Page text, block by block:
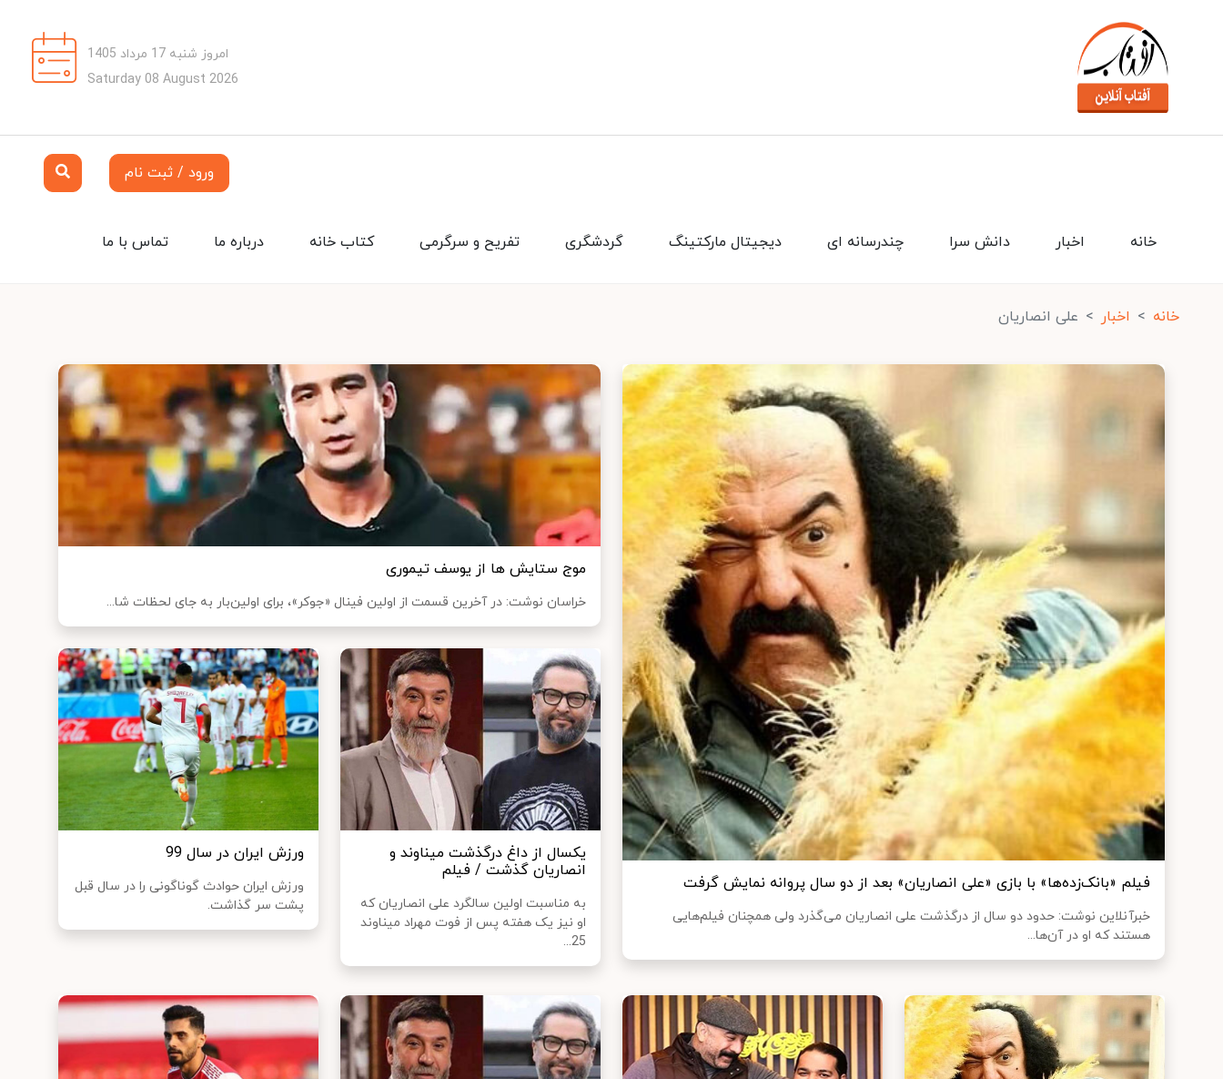
امروز شنبه 17 مرداد 1405
Saturday 08 August 2026
ورود / ثبت نام
تماس با ما درباره ما کتاب خانه تفریح و سرگرمی گردشگری دیجیتال مارکتینگ چندرسانه ای دانش سرا اخبار خانه
خانه اخبار علی انصاریان
فیلم «بانک‌زده‌ها» با بازی «علی انصاریان» بعد از دو سال پروانه نمایش گرفت
خبرآنلاین نوشت: حدود دو سال از درگذشت علی انصاریان می‌گذرد ولی همچنان فیلم‌هایی
هستند که او در آن‌ها...
موج ستایش ها از یوسف تیموری
خراسان نوشت: در آخرین قسمت از اولین فینال «جوکر»، برای اولین‌بار به جای لحظات شا...
یکسال از داغ درگذشت میناوند و
انصاریان گذشت / فیلم
به مناسبت اولین سالگرد علی انصاریان که
او نیز یک هفته پس از فوت مهراد میناوند
25...
ورزش ایران در سال 99
ورزش ایران حوادث گوناگونی را در سال قبل
پشت سر گذاشت.